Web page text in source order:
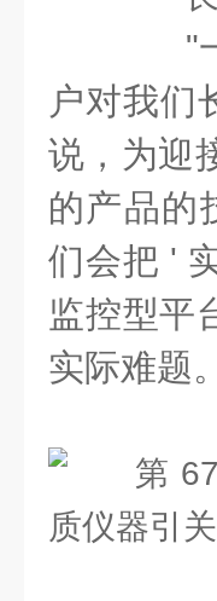
"一
户对我们
说，为迎
的产品的
们会把 '
监控型平
实际难题